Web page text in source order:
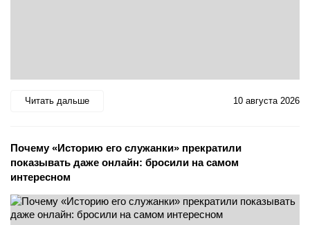
Читать дальше 10 августа 2026
Почему «Историю его служанки» прекратили
показывать даже онлайн: бросили на самом
интересном